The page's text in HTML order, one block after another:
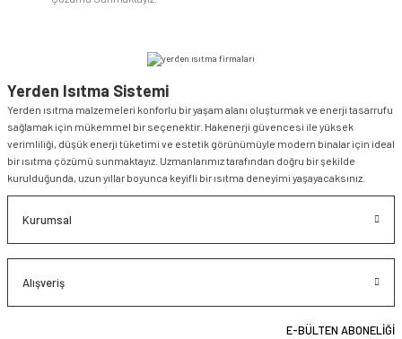
Yerden Isıtma Sistemi
Yerden ısıtma malzemeleri konforlu bir yaşam alanı oluşturmak ve enerji tasarrufu
sağlamak için mükemmel bir seçenektir. Hakenerji güvencesi ile yüksek
verimliliği, düşük enerji tüketimi ve estetik görünümüyle modern binalar için ideal
bir ısıtma çözümü sunmaktayız. Uzmanlarımız tarafından doğru bir şekilde
kurulduğunda, uzun yıllar boyunca keyifli bir ısıtma deneyimi yaşayacaksınız.
Kurumsal
Alışveriş
E-BÜLTEN ABONELİĞİ